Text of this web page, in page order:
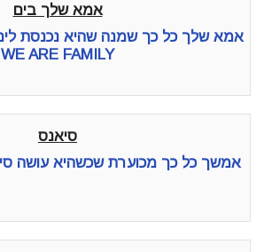
אמא שלך בים
אמא שלך כל כך שמנה שהיא נכנסת לים
WE ARE FAMILY
סיאנס
אמשך כל כך מכוערת שכשהיא עושה